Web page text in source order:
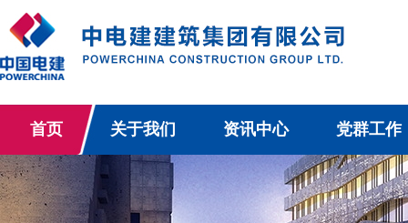
首页 关于我们 资讯中心 党群工作